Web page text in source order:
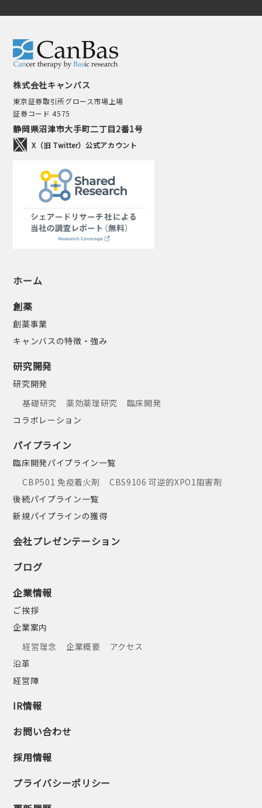
株式会社キャンバス
東京証券取引所グロース市場上場
証券コード 4575
静岡県沼津市大手町二丁目2番1号
X（旧 Twitter）公式アカウント
ホーム
創薬
創薬事業
キャンバスの特徴・強み
研究開発
研究開発
基礎研究
薬効薬理研究
臨床開発
コラボレーション
パイプライン
臨床開発パイプライン一覧
CBP501 免疫着火剤
CBS9106 可逆的XPO1阻害剤
後続パイプライン一覧
新規パイプラインの獲得
会社プレゼンテーション
ブログ
企業情報
ご挨拶
企業案内
経営理念
企業概要
アクセス
沿革
経営陣
IR情報
お問い合わせ
採用情報
プライバシーポリシー